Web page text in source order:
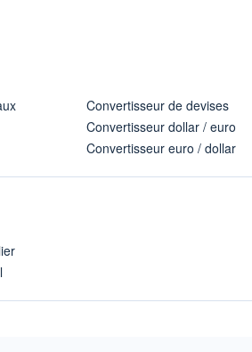
Convertisseur de devises
Convertisseur dollar / euro
Convertisseur euro / dollar